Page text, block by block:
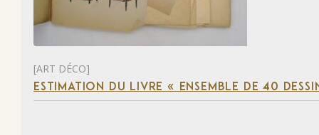
[ART DÉCO]
ESTIMATION DU LIVRE « ENSEMBLE DE 40